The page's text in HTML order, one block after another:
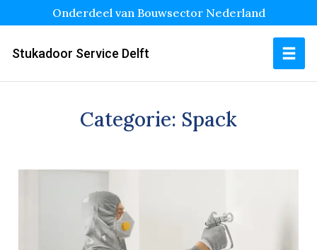
Onderdeel van Bouwsector Nederland
Stukadoor Service Delft
Categorie: Spack